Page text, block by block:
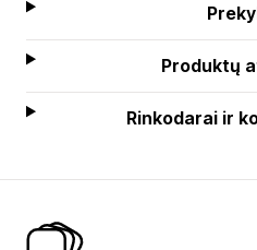
Produktų
Rinkodarai ir